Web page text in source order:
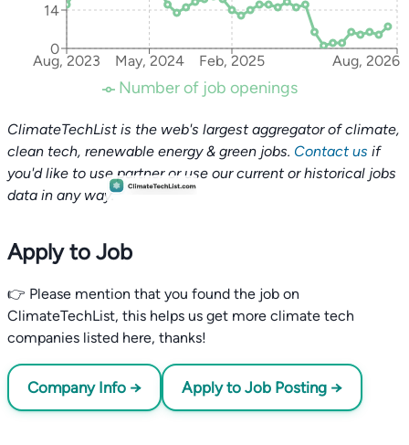
Aug, 2023 May, 2024 Feb, 2025 Aug, 2026
0
14
Number of job openings
ClimateTechList is the web's largest aggregator of climate,
clean tech, renewable energy & green jobs. Contact us if
you'd like to use partner or use our current or historical jobs
data in any way.
Apply to Job
👉 Please mention that you found the job on
ClimateTechList, this helps us get more climate tech
companies listed here, thanks!
Company Info → Apply to Job Posting →